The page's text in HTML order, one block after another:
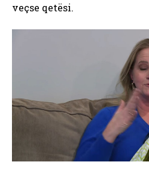
veçse qetësi.